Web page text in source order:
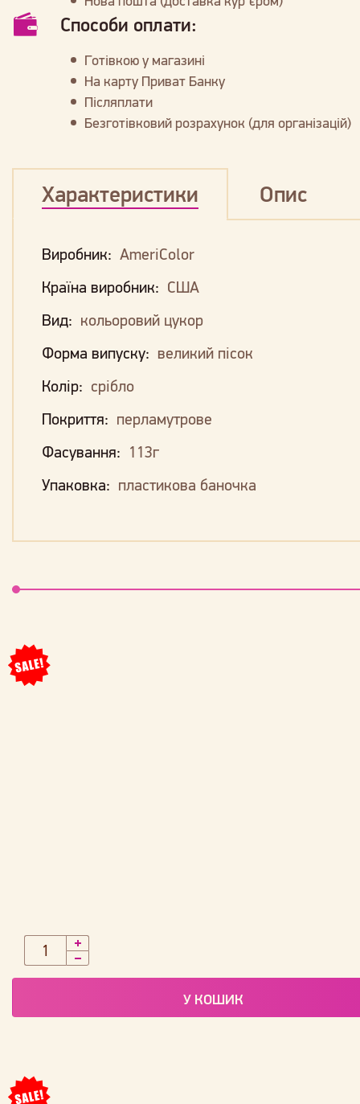
Способи оплати:
Готівкою у магазині
На карту Приват Банку
Післяплати
Безготівковий розрахунок (для організацій)
Характеристики Опис
Виробник: AmeriColor
Країна виробник: США
Вид: кольоровий цукор
Форма випуску: великий пісок
Колір: срібло
Покриття: перламутрове
Фасування: 113г
Упаковка: пластикова баночка
У КОШИК